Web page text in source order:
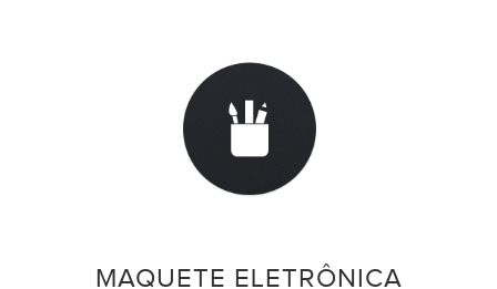
MAQUETE ELETRÔNICA